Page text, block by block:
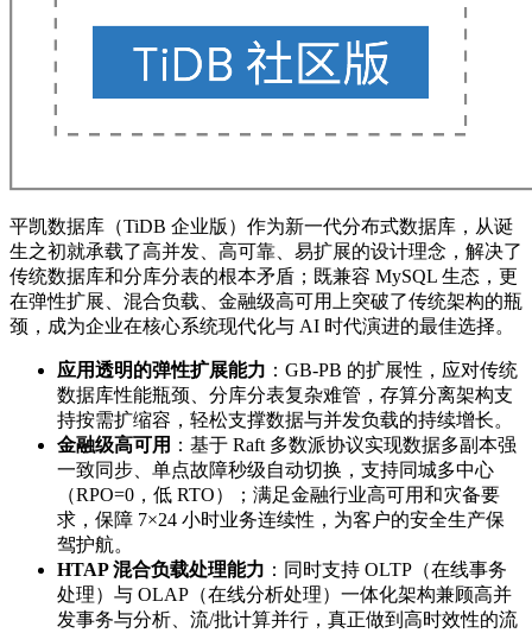
平凯数据库（TiDB 企业版）作为新一代分布式数据库，从诞
生之初就承载了高并发、高可靠、易扩展的设计理念，解决了
传统数据库和分库分表的根本矛盾；既兼容 MySQL 生态，更
在弹性扩展、混合负载、金融级高可用上突破了传统架构的瓶
颈，成为企业在核心系统现代化与 AI 时代演进的最佳选择。
应用透明的弹性扩展能力 ：GB-PB 的扩展性，应对传统
数据库性能瓶颈、分库分表复杂难管，存算分离架构支
持按需扩缩容，轻松支撑数据与并发负载的持续增长。
金融级高可用 ：基于 Raft 多数派协议实现数据多副本强
一致同步、单点故障秒级自动切换，支持同城多中心
（RPO=0，低 RTO）；满足金融行业高可用和灾备要
求，保障 7×24 小时业务连续性，为客户的安全生产保
驾护航。
HTAP 混合负载处理能力 ：同时支持 OLTP（在线事务
处理）与 OLAP（在线分析处理）一体化架构兼顾高并
发事务与分析、流/批计算并行，真正做到高时效性的流